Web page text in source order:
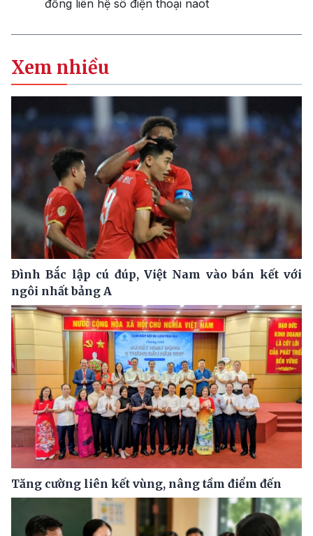
đồng liên hệ sô điện thoại naot
Xem nhiều
Đình Bắc lập cú đúp, Việt Nam vào bán kết với
ngôi nhất bảng A
Tăng cường liên kết vùng, nâng tầm điểm đến